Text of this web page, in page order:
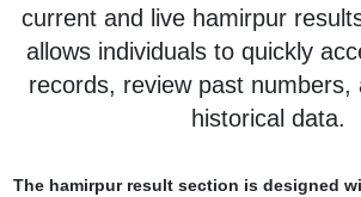
current and live hamirpur
allows individuals to quickly
records, review past numbers,
historical data.
The hamirpur result section is designed